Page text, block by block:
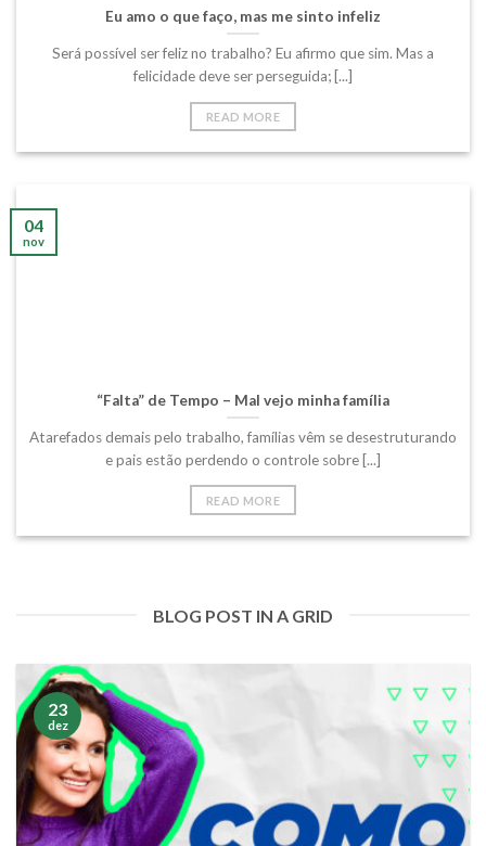
Eu amo o que faço, mas me sinto infeliz
Será possível ser feliz no trabalho? Eu afirmo que sim. Mas a
felicidade deve ser perseguida; [...]
READ MORE
“Falta” de Tempo – Mal vejo minha família
Atarefados demais pelo trabalho, famílias vêm se desestruturando
e pais estão perdendo o controle sobre [...]
READ MORE
04
nov
BLOG POST IN A GRID
23
dez